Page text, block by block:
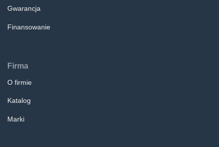
Gwarancja
Finansowanie
Firma
O firmie
Katalog
Marki